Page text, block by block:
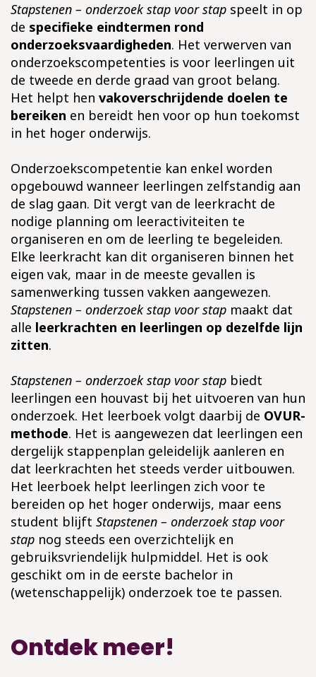
Stapstenen – onderzoek stap voor stap speelt in op
de specifieke eindtermen rond
onderzoeksvaardigheden. Het verwerven van
onderzoekscompetenties is voor leerlingen uit
de tweede en derde graad van groot belang.
Het helpt hen vakoverschrijdende doelen te
bereiken en bereidt hen voor op hun toekomst
in het hoger onderwijs.
Onderzoekscompetentie kan enkel worden
opgebouwd wanneer leerlingen zelfstandig aan
de slag gaan. Dit vergt van de leerkracht de
nodige planning om leeractiviteiten te
organiseren en om de leerling te begeleiden.
Elke leerkracht kan dit organiseren binnen het
eigen vak, maar in de meeste gevallen is
samenwerking tussen vakken aangewezen.
Stapstenen – onderzoek stap voor stap maakt dat
alle leerkrachten en leerlingen op dezelfde lijn
zitten.
Stapstenen – onderzoek stap voor stap biedt
leerlingen een houvast bij het uitvoeren van hun
onderzoek. Het leerboek volgt daarbij de OVUR-
methode. Het is aangewezen dat leerlingen een
dergelijk stappenplan geleidelijk aanleren en
dat leerkrachten het steeds verder uitbouwen.
Het leerboek helpt leerlingen zich voor te
bereiden op het hoger onderwijs, maar eens
student blijft Stapstenen – onderzoek stap voor
stap nog steeds een overzichtelijk en
gebruiksvriendelijk hulpmiddel. Het is ook
geschikt om in de eerste bachelor in
(wetenschappelijk) onderzoek toe te passen.
Ontdek meer!